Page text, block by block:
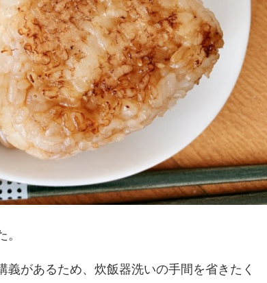
義があるため、炊飯器洗いの手間を省きたく